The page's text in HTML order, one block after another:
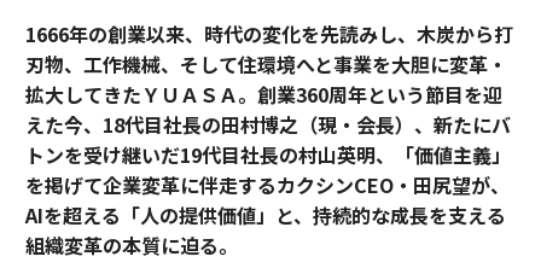
1666年の創業以来、時代の変化を先読みし、木炭から打
刃物、工作機械、そして住環境へと事業を大胆に変革・
拡大してきたＹＵＡＳＡ。創業360周年という節目を迎
えた今、18代目社長の田村博之（現・会長）、新たにバ
トンを受け継いだ19代目社長の村山英明、「価値主義」
を掲げて企業変革に伴走するカクシンCEO・田尻望が、
AIを超える「人の提供価値」と、持続的な成長を支える
組織変革の本質に迫る。